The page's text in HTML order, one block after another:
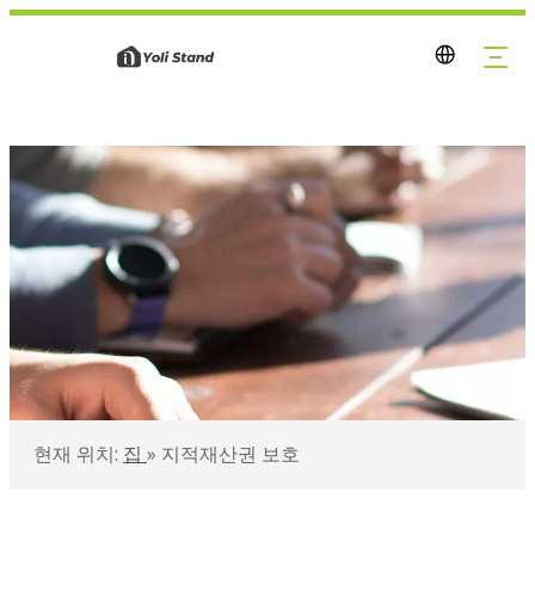
현재 위치: 집 » 지적재산권 보호